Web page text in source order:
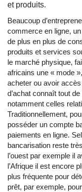
et produits.
Beaucoup
commerce en ligne,
de plus en plus de
produits et services
le marché physique,
africains une « mode
acheter ou avoir
d’achat connaît tout
notamment celles
Traditionnellement,
posséder un compte
paiements en ligne.
bancarisation reste
l’ouest par exemple il
l’Afrique il est encore
plus fréquente pour
prêt, par exemple,